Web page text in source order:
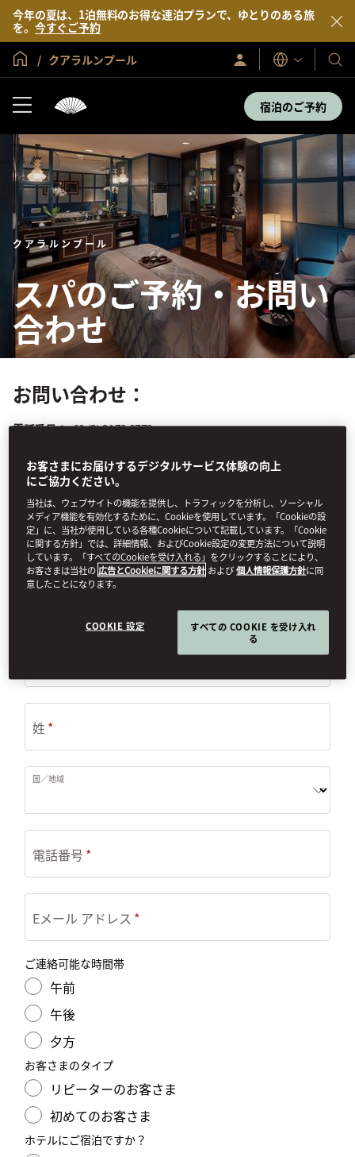
今年の夏は、1泊無料のお得な連泊プランで、ゆとりのある旅
を。 今すぐご予約
グローバル ホーム
クアラルンプール
サ
イ
す
ぐ
入
会
表
示
言
語
当
社
の
ホ
＆
リ
ト
宿泊のご予約
クアラルンプール
スパのご予約・お問い
合わせ
お問い合わせ：
電話番号：+60 (3) 2179 8772
ネイルサロンメニュー
フォームにご希望のトリートメントをご記入ください。スパよりご
予約が可能かどうかの確認の連絡を差し上げます。
*）入力必須項目
敬称
姓
国／地域
電話番号
Eメール アドレス
ご連絡可能な時間帯
午前
午後
夕方
お客さまのタイプ
リピーターのお客さま
初めてのお客さま
ホテルにご宿泊ですか？
お客さまにお届けするデジタルサービス体験の向上
にご協力ください。
当社は、ウェブサイトの機能を提供し、トラフィックを分析し、ソーシャル
メディア機能を有効化するために、Cookieを使用しています。「Cookieの設
定」に、当社が使用している各種Cookieについて記載しています。「Cookie
に関する方針」では、詳細情報、およびCookie設定の変更方法について説明
しています。「すべてのCookieを受け入れる」をクリックすることにより、
お客さまは当社の 広告とCookieに関する方針 および個人情報保護方針に同
意したことになります。
COOKIE 設定
すべての COOKIE を受け入れ
る